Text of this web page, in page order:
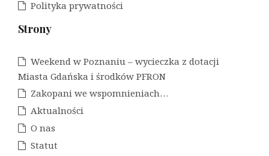
Polityka prywatności
Strony
Weekend w Poznaniu – wycieczka z dotacji
Miasta Gdańska i środków PFRON
Zakopani we wspomnieniach…
Aktualności
O nas
Statut